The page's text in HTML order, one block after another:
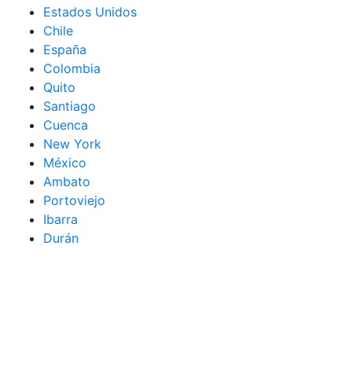
Estados Unidos
Chile
España
Colombia
Quito
Santiago
Cuenca
New York
México
Ambato
Portoviejo
Ibarra
Durán